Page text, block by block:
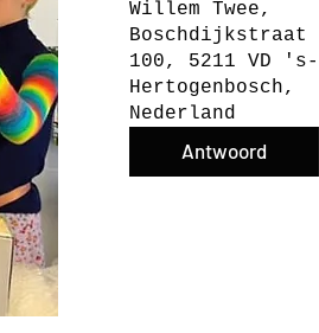
Willem Twee,
Boschdijkstraat
100, 5211 VD 's-
Hertogenbosch,
Nederland
Antwoord